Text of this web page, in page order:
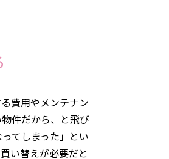
費用やメンテナン
件だから、と飛び
てしまった」とい
い替えが必要だと